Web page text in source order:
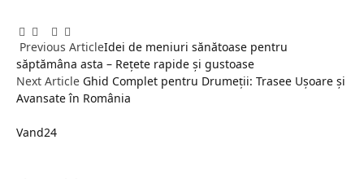
Facebook
Twitter
Pinterest
LinkedIn
Tumblr
Previous ArticleIdei de meniuri sănătoase pentru
săptămâna asta – Rețete rapide și gustoase
Next Article Ghid Complet pentru Drumeții: Trasee Ușoare și
Avansate în România
Vand24